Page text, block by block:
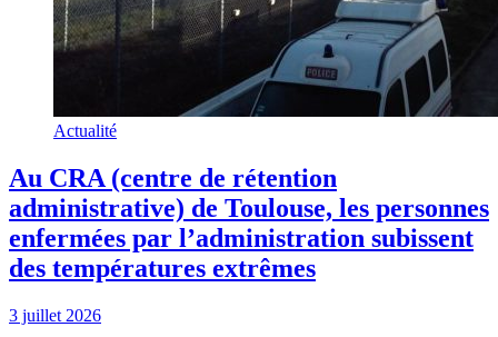
Actualité
Au CRA (centre de rétention
administrative) de Toulouse, les personnes
enfermées par l’administration subissent
des températures extrêmes
3 juillet 2026